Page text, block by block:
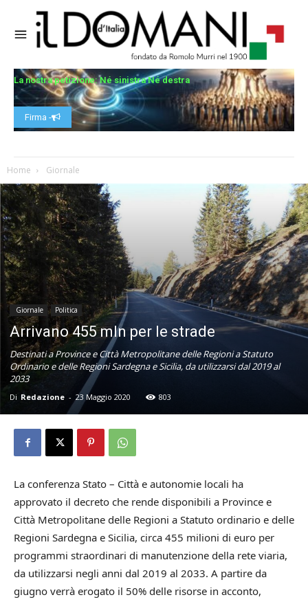
La nostra petizione: Né sinistra Né destra
Firma -
Home Giornale
Giornale Politica
Arrivano 455 mln per le strade
Destinati a Province e Città Metropolitane delle Regioni a Statuto
Ordinario e delle Regioni Sardegna e Sicilia, da utilizzarsi dal 2019 al
2033
Di Redazione - 23 Maggio 2020 803
La conferenza Stato – Città e autonomie locali ha
approvato il decreto che rende disponibili a Province e
Città Metropolitane delle Regioni a Statuto ordinario e delle
Regioni Sardegna e Sicilia, circa 455 milioni di euro per
programmi straordinari di manutenzione della rete viaria,
da utilizzarsi negli anni dal 2019 al 2033. A partire da
giugno verrà erogato il 50% delle risorse in acconto,